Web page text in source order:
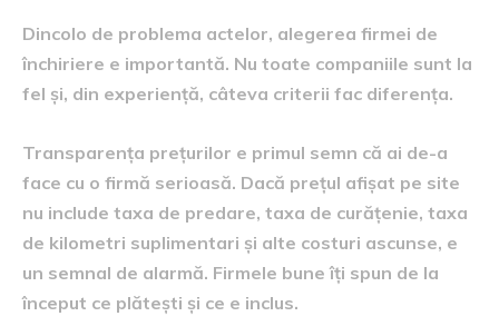
Dincolo de problema actelor, alegerea firmei de
închiriere e importantă. Nu toate companiile sunt la
fel și, din experiență, câteva criterii fac diferența.
Transparența prețurilor e primul semn că ai de-a
face cu o firmă serioasă. Dacă prețul afișat pe site
nu include taxa de predare, taxa de curățenie, taxa
de kilometri suplimentari și alte costuri ascunse, e
un semnal de alarmă. Firmele bune îți spun de la
început ce plătești și ce e inclus.